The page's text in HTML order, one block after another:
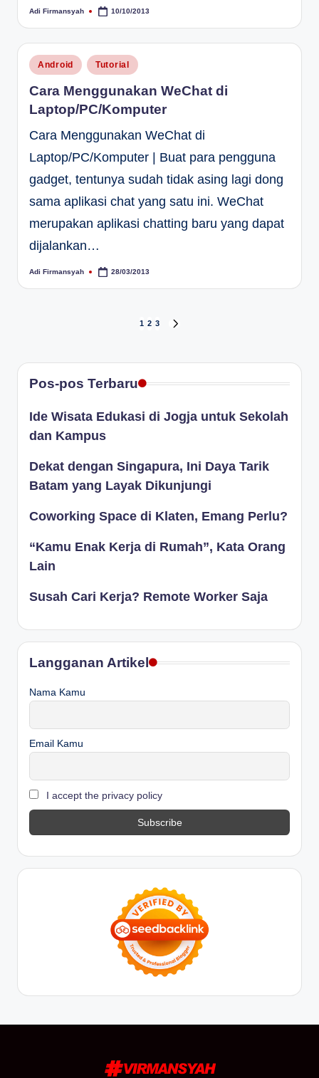
Posted
Adi Firmansyah 10/10/2013
Posted
in
Android Tutorial
Cara Menggunakan WeChat di
Laptop/PC/Komputer
Cara Menggunakan WeChat di
Laptop/PC/Komputer | Buat para pengguna
gadget, tentunya sudah tidak asing lagi dong
sama aplikasi chat yang satu ini. WeChat
merupakan aplikasi chatting baru yang dapat
dijalankan…
Posted
Adi Firmansyah 28/03/2013
1 2 3
Pos-pos Terbaru
Ide Wisata Edukasi di Jogja untuk Sekolah
dan Kampus
Dekat dengan Singapura, Ini Daya Tarik
Batam yang Layak Dikunjungi
Coworking Space di Klaten, Emang Perlu?
“Kamu Enak Kerja di Rumah”, Kata Orang
Lain
Susah Cari Kerja? Remote Worker Saja
Langganan Artikel
Nama Kamu
Email Kamu
I accept the privacy policy